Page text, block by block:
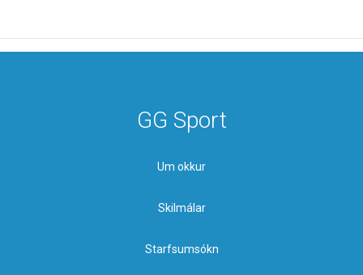
GG Sport
Um okkur
Skilmálar
Starfsumsókn